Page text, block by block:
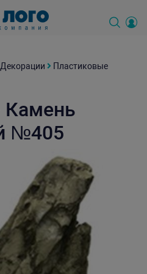
Декорации
Пластиковые
Камень
№405